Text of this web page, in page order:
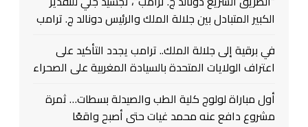
الكبير المتبادل بين جلالة الملك والرئيس دونالد ج. ترامب
في برقية إلى جلالة الملك.. ترامب يجدد التأكيد على
اعتراف الولايات المتحدة بالسيادة المغربية على الصحراء
أول مباراة لولوج كلية الطب والصيدلة بسطات… ثمرة
مشروع دافع عنه محمد غيات حتى أصبح واقعًا